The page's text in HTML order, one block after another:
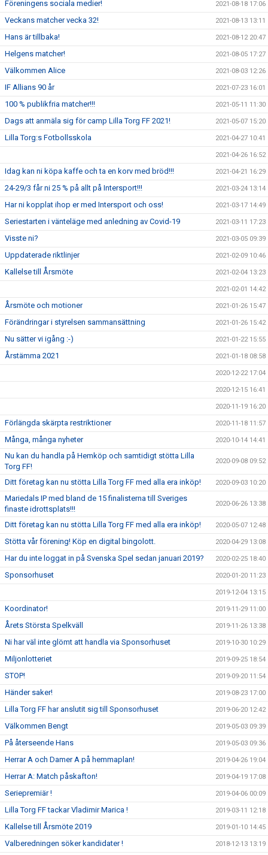
Föreningens sociala medier! 2021-08-18 17:06
Veckans matcher vecka 32! 2021-08-13 13:11
Hans är tillbaka! 2021-08-12 20:47
Helgens matcher! 2021-08-05 17:27
Välkommen Alice 2021-08-03 12:26
IF Allians 90 år 2021-07-23 16:01
100 % publikfria matcher!!! 2021-05-11 11:30
Dags att anmäla sig för camp Lilla Torg FF 2021! 2021-05-07 15:20
Lilla Torg:s Fotbollsskola 2021-04-27 10:41
2021-04-26 16:52
Idag kan ni köpa kaffe och ta en korv med bröd!!! 2021-04-21 16:29
24-29/3 får ni 25 % på allt på Intersport!!! 2021-03-24 13:14
Har ni kopplat ihop er med Intersport och oss! 2021-03-17 14:49
Seriestarten i vänteläge med anledning av Covid-19 2021-03-11 17:23
Visste ni? 2021-03-05 09:39
Uppdaterade riktlinjer 2021-02-09 10:46
Kallelse till Årsmöte 2021-02-04 13:23
2021-02-01 14:42
Årsmöte och motioner 2021-01-26 15:47
Förändringar i styrelsen sammansättning 2021-01-26 15:42
Nu sätter vi igång :-) 2021-01-22 15:55
Årstämma 2021 2021-01-18 08:58
2020-12-22 17:04
2020-12-15 16:41
2020-11-19 16:20
Förlängda skärpta restriktioner 2020-11-18 11:57
Många, många nyheter 2020-10-14 14:41
Nu kan du handla på Hemköp och samtidigt stötta Lilla
Torg FF!
2020-09-08 09:52
Ditt företag kan nu stötta Lilla Torg FF med alla era inköp! 2020-09-03 10:20
Mariedals IP med bland de 15 finalisterna till Sveriges
finaste idrottsplats!!!
2020-06-26 13:38
Ditt företag kan nu stötta Lilla Torg FF med alla era inköp! 2020-05-07 12:48
Stötta vår förening! Köp en digital bingolott. 2020-04-29 13:08
Har du inte loggat in på Svenska Spel sedan januari 2019? 2020-02-25 18:40
Sponsorhuset 2020-01-20 11:23
2019-12-04 13:15
Koordinator! 2019-11-29 11:00
Årets Största Spelkväll 2019-11-26 13:38
Ni har väl inte glömt att handla via Sponsorhuset 2019-10-30 10:29
Miljonlotteriet 2019-09-25 18:54
STOP! 2019-09-20 11:54
Händer saker! 2019-08-23 17:00
Lilla Torg FF har anslutit sig till Sponsorhuset 2019-06-20 12:42
Välkommen Bengt 2019-05-03 09:39
På återseende Hans 2019-05-03 09:36
Herrar A och Damer A på hemmaplan! 2019-04-26 19:04
Herrar A: Match påskafton! 2019-04-19 17:08
Seriepremiär ! 2019-04-06 00:09
Lilla Torg FF tackar Vladimir Marica ! 2019-03-11 12:18
Kallelse till Årsmöte 2019 2019-01-10 14:45
Valberedningen söker kandidater ! 2018-12-13 13:19